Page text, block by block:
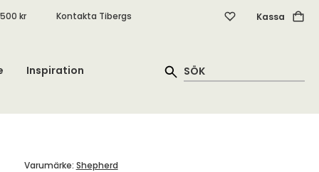
kr Kontakta Tibergs Kassa
Inspiration
Varumärke: Shepherd